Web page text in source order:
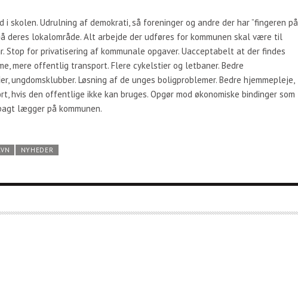
i skolen. Udrulning af demokrati, så foreninger og andre der har ”fingeren på
deres lokalområde. Alt arbejde der udføres for kommunen skal være til
Stop for privatisering af kommunale opgaver. Uacceptabelt at der findes
mere offentlig transport. Flere cykelstier og letbaner. Bedre
ungdomsklubber. Løsning af de unges boligproblemer. Bedre hjemmepleje,
hvis den offentlige ikke kan bruges. Opgør mod økonomiske bindinger som
lægger på kommunen.
NYHEDER